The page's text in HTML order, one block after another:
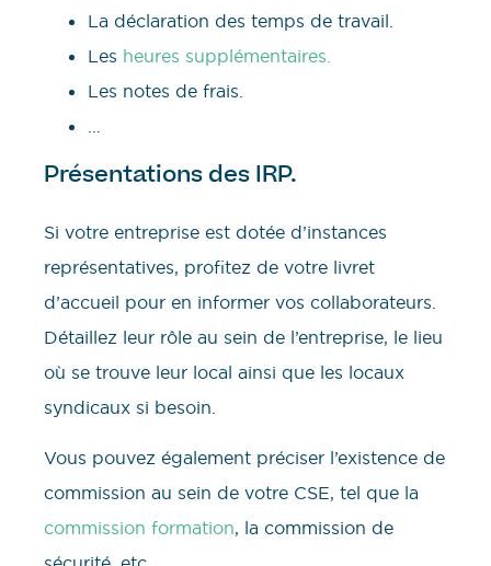
La déclaration des temps de travail.
Les heures supplémentaires.
Les notes de frais.
Présentations des IRP.
Si votre entreprise est dotée d’instances
représentatives, profitez de votre livret
d’accueil pour en informer vos collaborateurs.
Détaillez leur rôle au sein de l’entreprise, le lieu
où se trouve leur local ainsi que les locaux
syndicaux si besoin.
Vous pouvez également préciser l’existence de
commission au sein de votre CSE, tel que la
commission formation, la commission de